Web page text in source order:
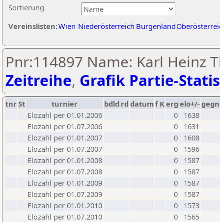
Sortierung
Vereinslisten:Wien Niederösterreich Burgenland
Pnr:114897 Name: Karl Heinz
Zeitreihe, Grafik Partie-
tnrSt turnier bdld rd datumf Kerg elo+/-
Elozahl per 01.01.2006
0
1638
Elozahl per 01.07.2006
0
1631
Elozahl per 01.01.2007
0
1608
Elozahl per 01.07.2007
0
1596
Elozahl per 01.01.2008
0
1587
Elozahl per 01.07.2008
0
1587
Elozahl per 01.01.2009
0
1587
Elozahl per 01.07.2009
0
1587
Elozahl per 01.01.2010
0
1573
Elozahl per 01.07.2010
0
1565